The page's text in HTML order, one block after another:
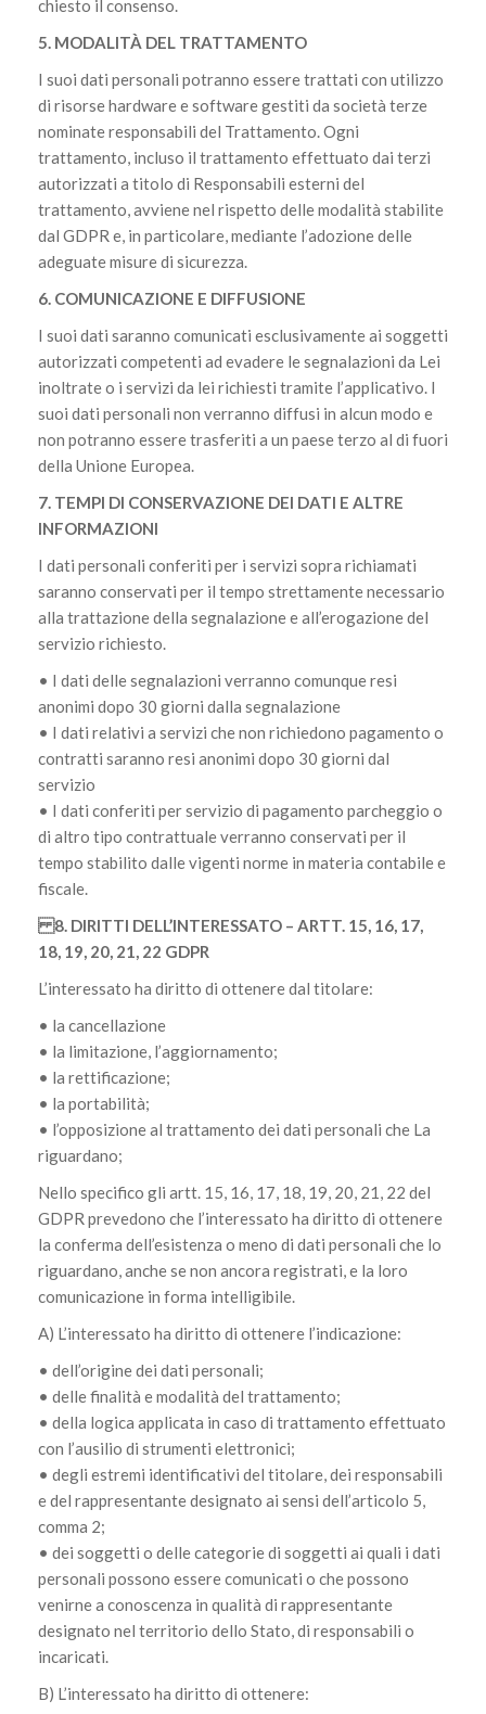
chiesto il consenso.
5. MODALITÀ DEL TRATTAMENTO
I suoi dati personali potranno essere trattati con utilizzo
di risorse hardware e software gestiti da società terze
nominate responsabili del Trattamento. Ogni
trattamento, incluso il trattamento effettuato dai terzi
autorizzati a titolo di Responsabili esterni del
trattamento, avviene nel rispetto delle modalità stabilite
dal GDPR e, in particolare, mediante l’adozione delle
adeguate misure di sicurezza.
6. COMUNICAZIONE E DIFFUSIONE
I suoi dati saranno comunicati esclusivamente ai soggetti
autorizzati competenti ad evadere le segnalazioni da Lei
inoltrate o i servizi da lei richiesti tramite l’applicativo. I
suoi dati personali non verranno diffusi in alcun modo e
non potranno essere trasferiti a un paese terzo al di fuori
della Unione Europea.
7. TEMPI DI CONSERVAZIONE DEI DATI E ALTRE
INFORMAZIONI
I dati personali conferiti per i servizi sopra richiamati
saranno conservati per il tempo strettamente necessario
alla trattazione della segnalazione e all’erogazione del
servizio richiesto.
• I dati delle segnalazioni verranno comunque resi
anonimi dopo 30 giorni dalla segnalazione
• I dati relativi a servizi che non richiedono pagamento o
contratti saranno resi anonimi dopo 30 giorni dal
servizio
• I dati conferiti per servizio di pagamento parcheggio o
di altro tipo contrattuale verranno conservati per il
tempo stabilito dalle vigenti norme in materia contabile e
fiscale.
8. DIRITTI DELL’INTERESSATO – ARTT. 15, 16, 17,
18, 19, 20, 21, 22 GDPR
L’interessato ha diritto di ottenere dal titolare:
• la cancellazione
• la limitazione, l’aggiornamento;
• la rettificazione;
• la portabilità;
• l’opposizione al trattamento dei dati personali che La
riguardano;
Nello specifico gli artt. 15, 16, 17, 18, 19, 20, 21, 22 del
GDPR prevedono che l’interessato ha diritto di ottenere
la conferma dell’esistenza o meno di dati personali che lo
riguardano, anche se non ancora registrati, e la loro
comunicazione in forma intelligibile.
A) L’interessato ha diritto di ottenere l’indicazione:
• dell’origine dei dati personali;
• delle finalità e modalità del trattamento;
• della logica applicata in caso di trattamento effettuato
con l’ausilio di strumenti elettronici;
• degli estremi identificativi del titolare, dei responsabili
e del rappresentante designato ai sensi dell’articolo 5,
comma 2;
• dei soggetti o delle categorie di soggetti ai quali i dati
personali possono essere comunicati o che possono
venirne a conoscenza in qualità di rappresentante
designato nel territorio dello Stato, di responsabili o
incaricati.
B) L’interessato ha diritto di ottenere: